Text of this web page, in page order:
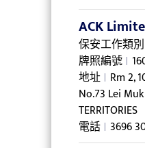
ACK
保安工作類別
牌照編號
地址 Rm 2,
No.73 Lei
TERRITORIES
電話 3696